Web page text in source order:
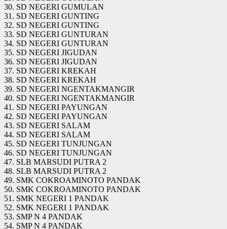
30. SD NEGERI GUMULAN
31. SD NEGERI GUNTING
32. SD NEGERI GUNTING
33. SD NEGERI GUNTURAN
34. SD NEGERI GUNTURAN
35. SD NEGERI JIGUDAN
36. SD NEGERI JIGUDAN
37. SD NEGERI KREKAH
38. SD NEGERI KREKAH
39. SD NEGERI NGENTAKMANGIR
40. SD NEGERI NGENTAKMANGIR
41. SD NEGERI PAYUNGAN
42. SD NEGERI PAYUNGAN
43. SD NEGERI SALAM
44. SD NEGERI SALAM
45. SD NEGERI TUNJUNGAN
46. SD NEGERI TUNJUNGAN
47. SLB MARSUDI PUTRA 2
48. SLB MARSUDI PUTRA 2
49. SMK COKROAMINOTO PANDAK
50. SMK COKROAMINOTO PANDAK
51. SMK NEGERI 1 PANDAK
52. SMK NEGERI 1 PANDAK
53. SMP N 4 PANDAK
54. SMP N 4 PANDAK